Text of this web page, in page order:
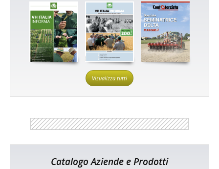
Visualizza tutti
Catalogo Aziende e Prodotti